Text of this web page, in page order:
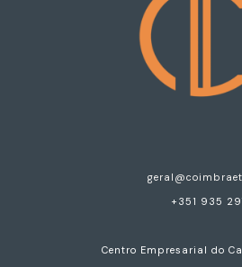
+351 935
Centro Empresarial do